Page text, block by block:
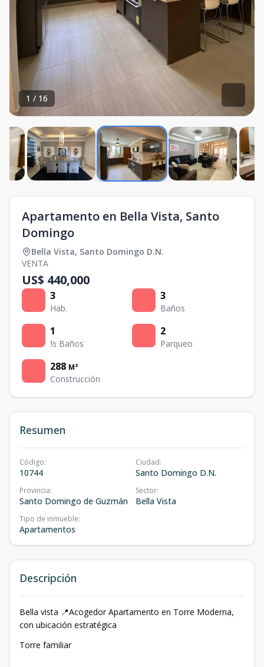
1 / 16
Apartamento en Bella Vista, Santo
Domingo
Bella Vista, Santo Domingo D.N.
VENTA
US$ 440,000
3
Hab.
3
Baños
1
½ Baños
2
Parqueo
288 M²
Construcción
Resumen
Código:
10744
Ciudad:
Santo Domingo D.N.
Provincia:
Santo Domingo de Guzmán
Sector:
Bella Vista
Tipo de inmueble:
Apartamentos
Descripción
Bella vista 📍Acogedor Apartamento en Torre Moderna,
con ubicación estratégica
Torre familiar